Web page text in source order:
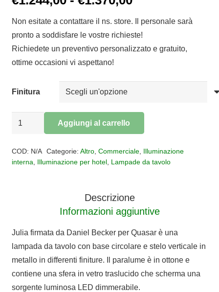
prezzo:
da
€1.244,00
€1.370,00
Non esitate a contattare il ns. store. Il personale sarà
pronto a soddisfare le vostre richieste!
Richiedete un preventivo personalizzato e gratuito,
ottime occasioni vi aspettano!
Finitura
LAMPADA
JULIA
Aggiungi al carrello
COD: N/A Categorie: Altro, Commerciale, Illuminazione
interna
Illuminazione per hotel Lampade da tavolo
Descrizione
Informazioni aggiuntive
Julia firmata da Daniel Becker per Quasar è una
lampada da tavolo con base circolare e stelo verticale in
metallo in differenti finiture. Il paralume è in ottone e
contiene una sfera in vetro traslucido che scherma una
sorgente luminosa LED dimmerabile.